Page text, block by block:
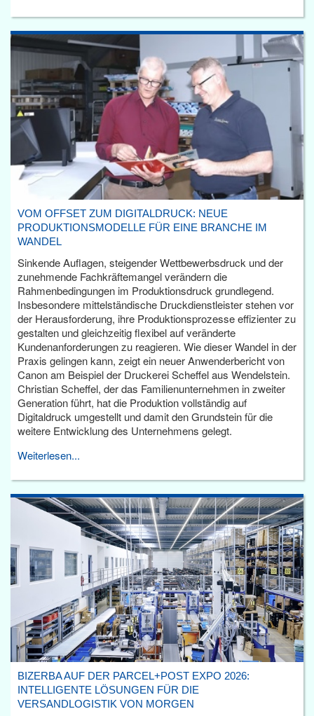
VOM OFFSET ZUM DIGITALDRUCK: NEUE
PRODUKTIONSMODELLE FÜR EINE BRANCHE IM
WANDEL
Sinkende Auflagen, steigender Wettbewerbsdruck und der
zunehmende Fachkräftemangel verändern die
Rahmenbedingungen im Produktionsdruck grundlegend.
Insbesondere mittelständische Druckdienstleister stehen vor
der Herausforderung, ihre Produktionsprozesse effizienter zu
gestalten und gleichzeitig flexibel auf veränderte
Kundenanforderungen zu reagieren. Wie dieser Wandel in der
Praxis gelingen kann, zeigt ein neuer Anwenderbericht von
Canon am Beispiel der Druckerei Scheffel aus Wendelstein.
Christian Scheffel, der das Familienunternehmen in zweiter
Generation führt, hat die Produktion vollständig auf
Digitaldruck umgestellt und damit den Grundstein für die
weitere Entwicklung des Unternehmens gelegt.
Weiterlesen...
BIZERBA AUF DER PARCEL+POST EXPO 2026:
INTELLIGENTE LÖSUNGEN FÜR DIE
VERSANDLOGISTIK VON MORGEN